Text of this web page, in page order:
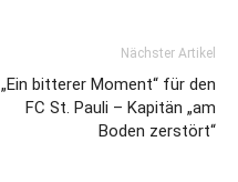
Nächster Artikel
„Ein bitterer Moment“ für den
FC St. Pauli – Kapitän „am
Boden zerstört“